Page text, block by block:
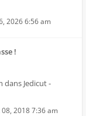
2026 6:56 am
!
dans Jedicut -
2018 7:36 am